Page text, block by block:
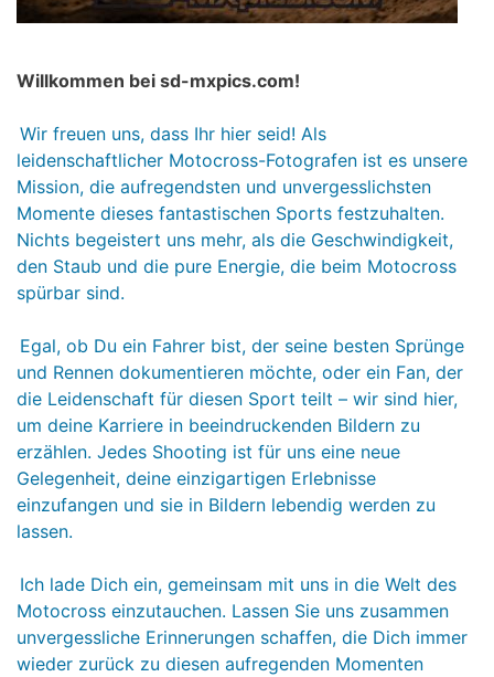
Willkommen bei sd-mxpics.com!
Wir freuen uns, dass Ihr hier seid! Als
leidenschaftlicher Motocross-Fotografen ist es unsere
Mission, die aufregendsten und unvergesslichsten
Momente dieses fantastischen Sports festzuhalten.
Nichts begeistert uns mehr, als die Geschwindigkeit,
den Staub und die pure Energie, die beim Motocross
spürbar sind.
Egal, ob Du ein Fahrer bist, der seine besten Sprünge
und Rennen dokumentieren möchte, oder ein Fan, der
die Leidenschaft für diesen Sport teilt – wir sind hier,
um deine Karriere in beeindruckenden Bildern zu
erzählen. Jedes Shooting ist für uns eine neue
Gelegenheit, deine einzigartigen Erlebnisse
einzufangen und sie in Bildern lebendig werden zu
lassen.
Ich lade Dich ein, gemeinsam mit uns in die Welt des
Motocross einzutauchen. Lassen Sie uns zusammen
unvergessliche Erinnerungen schaffen, die Dich immer
wieder zurück zu diesen aufregenden Momenten